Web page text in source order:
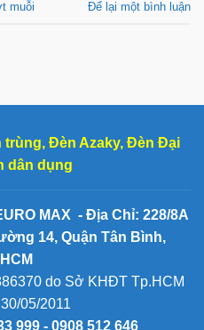
muỗi Để lại một bình luận
trùng, Đèn Azaky, Đèn Đại
dân dụng
MAX - Địa Chỉ: 228/8A
14, Quận Tân Bình,
do Sở KHĐT Tp.HCM
05/2011
999 - 0908 512 646